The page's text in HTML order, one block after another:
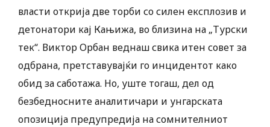
власти открија две торби со силен експлозив и
детонатори кај Кањижа, во близина на „Турски
тек“. Виктор Орбан веднаш свика итен совет за
одбрана, претставувајќи го инцидентот како
обид за саботажа. Но, уште тогаш, дел од
безбедносните аналитичари и унгарската
опозиција предупредија на сомнителниот